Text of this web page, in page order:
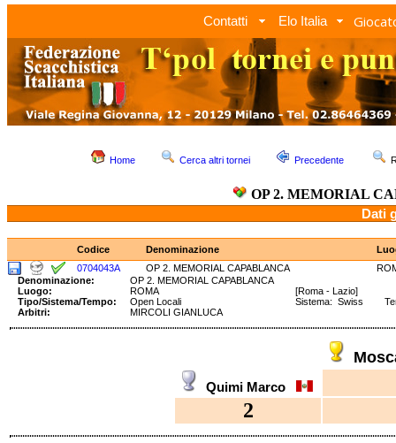
Contatti Elo Italia
Home Cerca altri tornei Precedente
OP 2. MEMORIAL
Dati
Codice Denominazione
0704043A
OP 2. MEMORIAL CAPABLANCA
Denominazione:
OP 2. MEMORIAL CAPABLANCA
Luogo:
ROMA
[Roma - Lazio]
Tipo/Sistema/Tempo:
Open Locali
Sistema: Swiss
Arbitri:
MIRCOLI GIANLUCA
Quimi Marco
2